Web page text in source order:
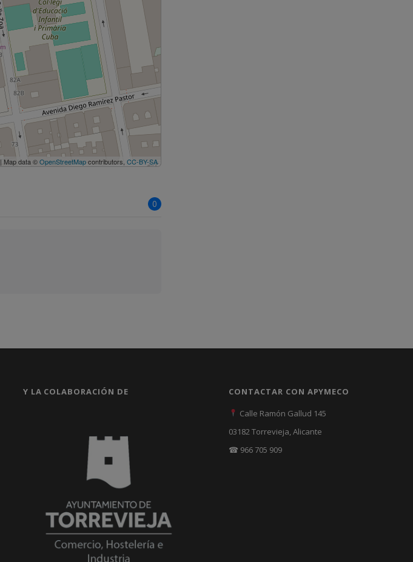
| Map data ©OpenStreetMapcontributors,CC-BY-SA
0
Y LA COLABORACIÓN DE
CONTACTAR CON APYMECO
Calle Ramón Gallud 145
03182 Torrevieja, Alicante
☎ 966 705 909